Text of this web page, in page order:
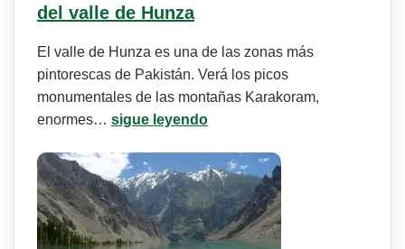
del valle de Hunza
El valle de Hunza es una de las zonas más
pintorescas de Pakistán. Verá los picos
monumentales de las montañas Karakoram,
enormes… sigue leyendo